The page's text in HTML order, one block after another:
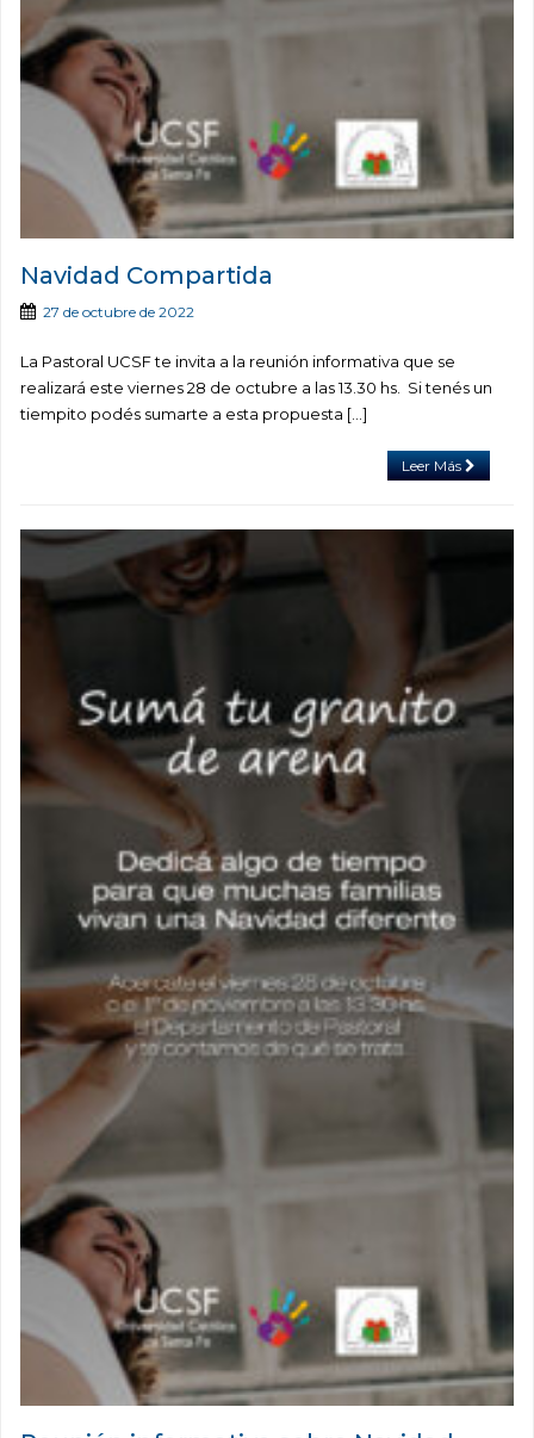
Navidad Compartida
27 de octubre de 2022
La Pastoral UCSF te invita a la reunión informativa que se
realizará este viernes 28 de octubre a las 13.30 hs. Si tenés un
tiempito podés sumarte a esta propuesta […]
Leer Más